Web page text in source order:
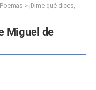
> ¡Dime qué dices,
Miguel de